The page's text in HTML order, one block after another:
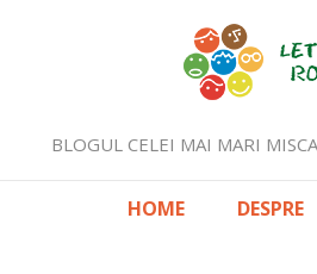
BLOGUL CELEI MAI MARI
HOME DESPRE